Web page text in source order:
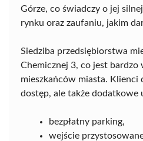
Górze, co świadczy o jej
rynku oraz zaufaniu, jakim
Siedziba przedsiębiorstwa
Chemicznej 3, co jest bardzo
mieszkańców miasta. Klienci
dostęp, ale także dodatkowe
bezpłatny parking,
wejście